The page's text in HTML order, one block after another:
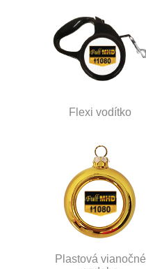
Flexi vodítko
Plastová vianočné